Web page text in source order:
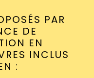
PAR
DE
EN
INCLUS
: